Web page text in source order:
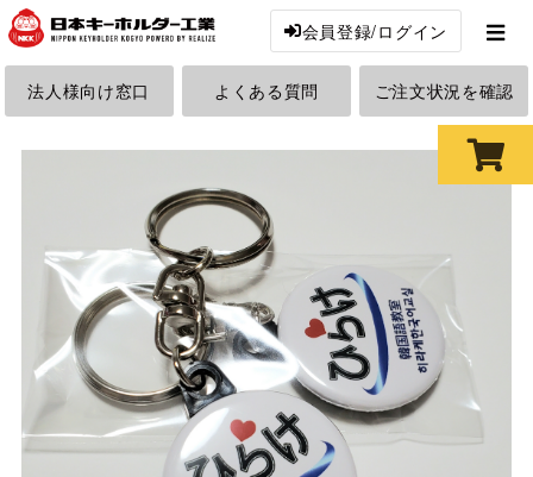
会員登録/ログイン
法人様向け窓口 よくある質問 ご注文状況を確認